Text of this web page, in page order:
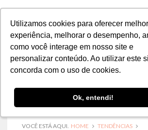
Utilizamos cookies para oferecer melhor
experiência, melhorar o desempenho,
como você interage em nosso site e
personalizar conteúdo. Ao utilizar este
concorda com o uso de cookies.
Ok, entendi!
Utilizamos cookies para oferecer melhor
experiência, melhorar o desempenho,
como você interage em nosso site e
personalizar conteúdo. Ao utilizar este
concorda com o uso de cookies.
Ok, entendi!
MENU
VOCÊ ESTÁ AQUI. HOME
TENDÊNCIAS